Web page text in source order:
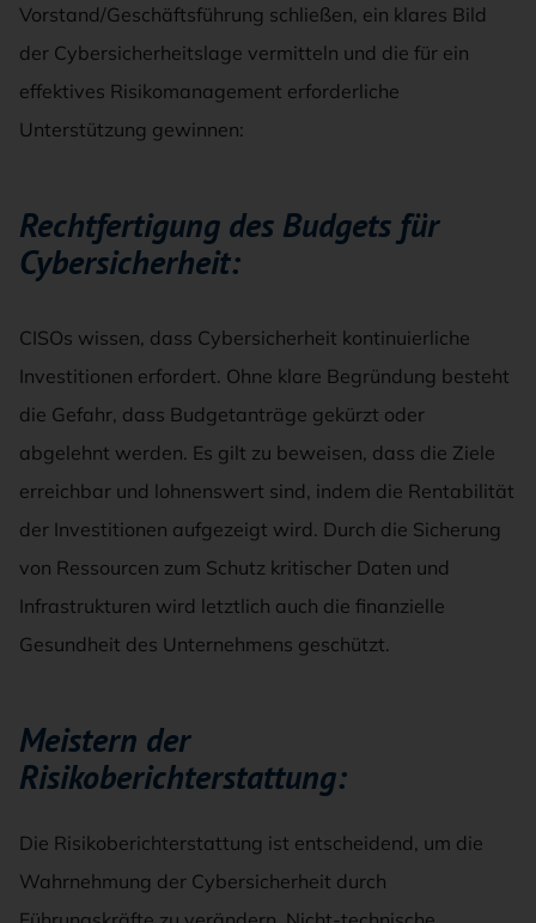
Vorstand/Geschäftsführung schließen, ein klares Bild
der Cybersicherheitslage vermitteln und die für ein
effektives Risikomanagement erforderliche
Unterstützung gewinnen:
Rechtfertigung des Budgets für
Cybersicherheit:
CISOs wissen, dass Cybersicherheit kontinuierliche
Investitionen erfordert. Ohne klare Begründung besteht
die Gefahr, dass Budgetanträge gekürzt oder
abgelehnt werden. Es gilt zu beweisen, dass die Ziele
erreichbar und lohnenswert sind, indem die Rentabilität
der Investitionen aufgezeigt wird. Durch die Sicherung
von Ressourcen zum Schutz kritischer Daten und
Infrastrukturen wird letztlich auch die finanzielle
Gesundheit des Unternehmens geschützt.
Meistern der
Risikoberichterstattung:
Die Risikoberichterstattung ist entscheidend, um die
Wahrnehmung der Cybersicherheit durch